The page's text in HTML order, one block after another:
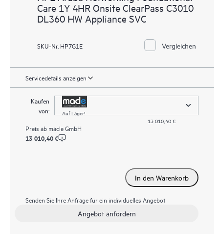
Care 1Y 4HR Onsite ClearPass C3010
DL360 HW Appliance SVC
SKU-Nr. HP7G1E Vergleichen
Servicedetails anzeigen
Kaufen
von:
Auf Lager!
13 010,40 €
Preis ab macle GmbH
13 010,40 €
In den Warenkorb
Senden Sie Ihre Anfrage für ein individuelles Angebot
Angebot anfordern